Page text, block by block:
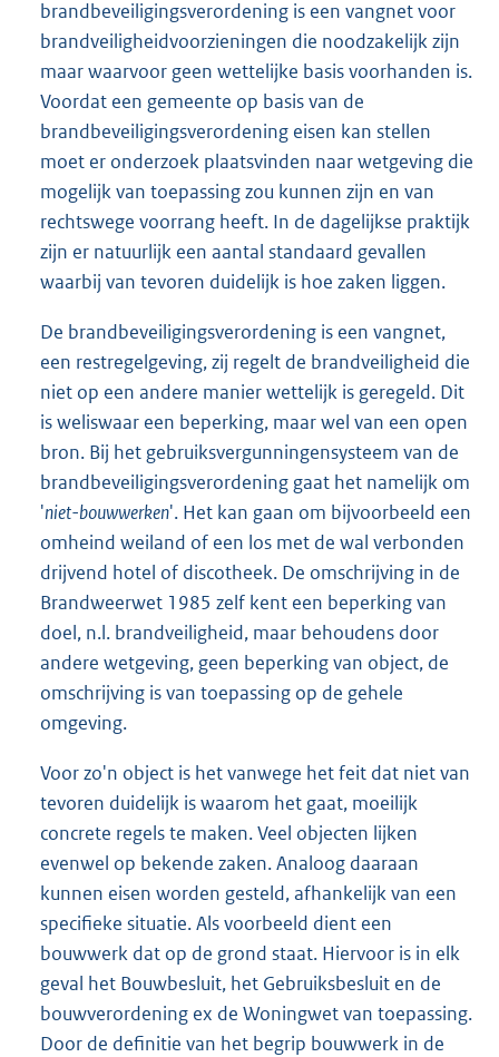
brandbeveiligingsverordening is een vangnet voor
brandveiligheidvoorzieningen die noodzakelijk zijn
maar waarvoor geen wettelijke basis voorhanden is.
Voordat een gemeente op basis van de
brandbeveiligingsverordening eisen kan stellen
moet er onderzoek plaatsvinden naar wetgeving die
mogelijk van toepassing zou kunnen zijn en van
rechtswege voorrang heeft. In de dagelijkse praktijk
zijn er natuurlijk een aantal standaard gevallen
waarbij van tevoren duidelijk is hoe zaken liggen.
De brandbeveiligingsverordening is een vangnet,
een restregelgeving, zij regelt de brandveiligheid die
niet op een andere manier wettelijk is geregeld. Dit
is weliswaar een beperking, maar wel van een open
bron. Bij het gebruiksvergunningensysteem van de
brandbeveiligingsverordening gaat het namelijk om
'niet-bouwwerken'. Het kan gaan om bijvoorbeeld een
omheind weiland of een los met de wal verbonden
drijvend hotel of discotheek. De omschrijving in de
Brandweerwet 1985 zelf kent een beperking van
doel, n.l. brandveiligheid, maar behoudens door
andere wetgeving, geen beperking van object, de
omschrijving is van toepassing op de gehele
omgeving.
Voor zo'n object is het vanwege het feit dat niet van
tevoren duidelijk is waarom het gaat, moeilijk
concrete regels te maken. Veel objecten lijken
evenwel op bekende zaken. Analoog daaraan
kunnen eisen worden gesteld, afhankelijk van een
specifieke situatie. Als voorbeeld dient een
bouwwerk dat op de grond staat. Hiervoor is in elk
geval het Bouwbesluit, het Gebruiksbesluit en de
bouwverordening ex de Woningwet van toepassing.
Door de definitie van het begrip bouwwerk in de